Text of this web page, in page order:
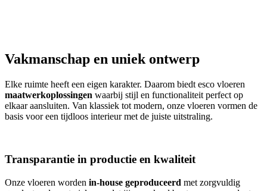
Vakmanschap en uniek ontwerp
Elke ruimte heeft een eigen karakter. Daarom biedt esco vloeren
maatwerkoplossingen waarbij stijl en functionaliteit perfect op
elkaar aansluiten. Van klassiek tot modern, onze vloeren vormen de
basis voor een tijdloos interieur met de juiste uitstraling.
Transparantie in productie en kwaliteit
Onze vloeren worden in-house geproduceerd met zorgvuldig